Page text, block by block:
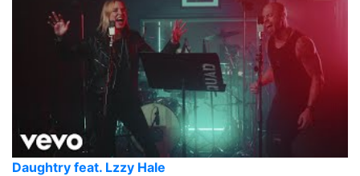
Daughtry feat. Lzzy Hale